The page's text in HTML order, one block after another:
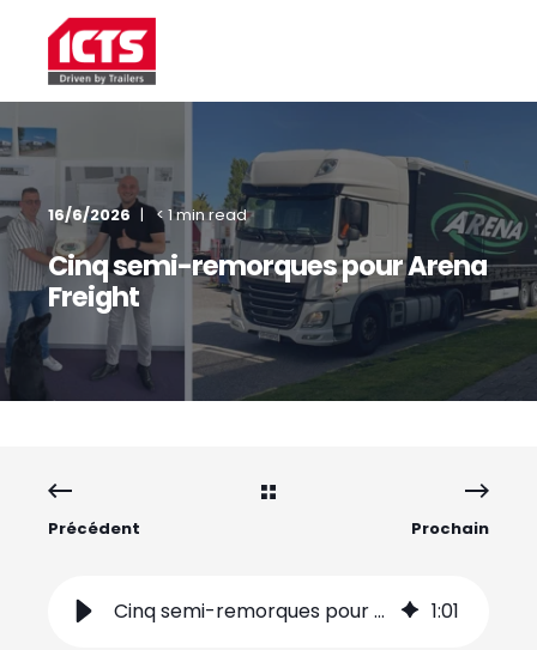
16/6/2026 < 1 min read
Cinq semi-remorques pour Arena
Freight
Précédent Prochain
Cinq semi-remorques pour Arena Freight 1:01